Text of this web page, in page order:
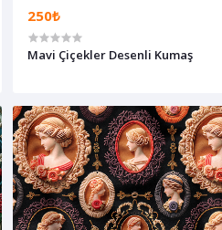
250₺
Mavi Çiçekler Desenli Kumaş